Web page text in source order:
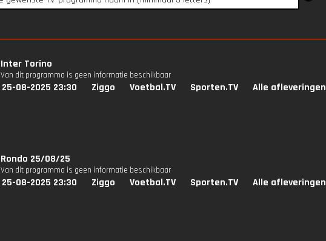
Inter Torino
Van dit programma is geen informatie beschikbaar
25-08-2025 23:30 Ziggo Voetbal.TV Sporten.TV Alle afleveringen
Rondo 25/08/25
Van dit programma is geen informatie beschikbaar
25-08-2025 23:30 Ziggo Voetbal.TV Sporten.TV Alle afleveringen